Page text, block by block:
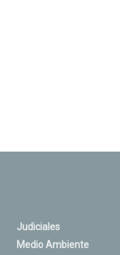
Judiciales
Medio Ambiente